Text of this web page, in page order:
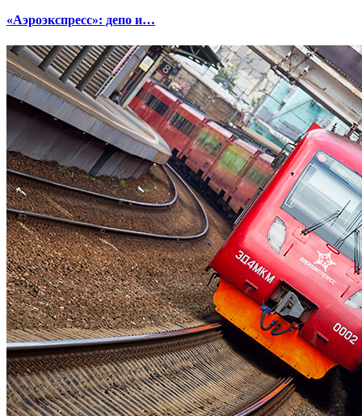
«Аэроэкспресс»: депо и…